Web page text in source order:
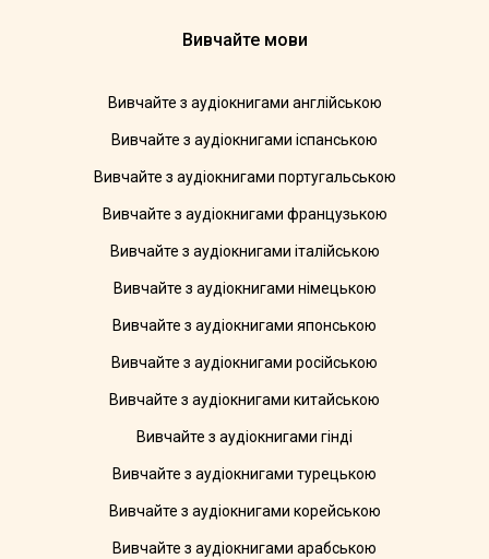
Вивчайте мови
Вивчайте з аудіокнигами англійською
Вивчайте з аудіокнигами іспанською
Вивчайте з аудіокнигами португальською
Вивчайте з аудіокнигами французькою
Вивчайте з аудіокнигами італійською
Вивчайте з аудіокнигами німецькою
Вивчайте з аудіокнигами японською
Вивчайте з аудіокнигами російською
Вивчайте з аудіокнигами китайською
Вивчайте з аудіокнигами гінді
Вивчайте з аудіокнигами турецькою
Вивчайте з аудіокнигами корейською
Вивчайте з аудіокнигами арабською